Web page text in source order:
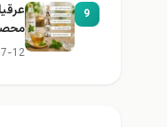
9
12